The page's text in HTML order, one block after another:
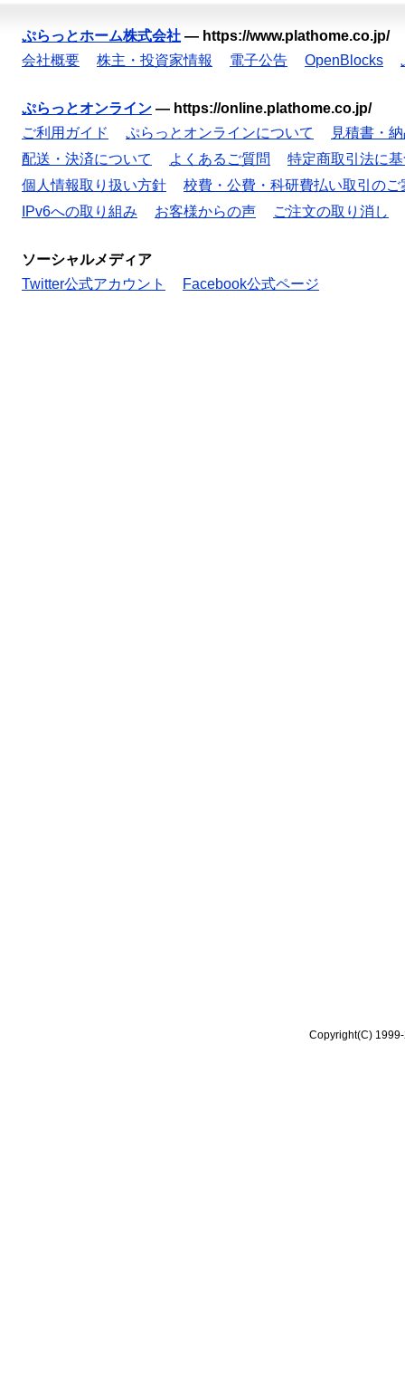
ぷらっとホーム株式会社 — https://www.plathome.co.jp/
会社概要
株主・投資家情報 電子公告 OpenBlocks
ぷらっとオンライン — https://online.plathome.co.jp/
ご利用ガイド
ぷらっとオンラインについて
見積書・
配送・決済について
よくあるご質問
特定商取引法に
個人情報取り扱い方針
校費・公費・科研費払い取引のご
IPv6への取り組み
お客様からの声 ご注文の取り消し
ソーシャルメディア
Twitter公式アカウント
Facebook公式ページ
Copyright(C)